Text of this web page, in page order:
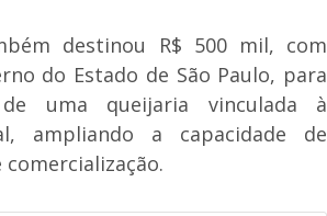
destinou R$ 500 mil, com
do Estado de São Paulo, para
uma queijaria vinculada à
ampliando a capacidade de